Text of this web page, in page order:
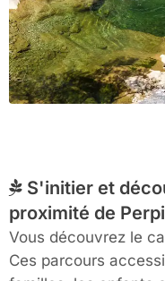
S'initier et
proximité de
Vous découvrez le
Ces parcours